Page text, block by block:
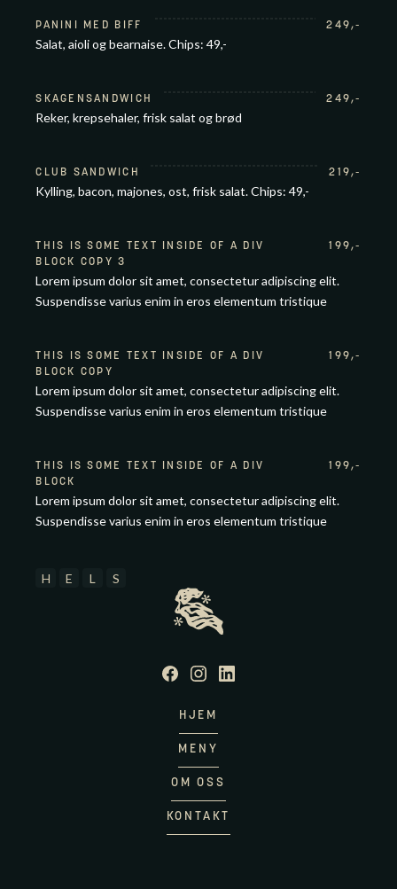
PANINI MED BIFF 249,-
Salat, aioli og bearnaise. Chips: 49,-
SKAGENSANDWICH 249,-
Reker, krepsehaler, frisk salat og brød
CLUB SANDWICH 219,-
Kylling, bacon, majones, ost, frisk salat. Chips: 49,-
THIS IS SOME TEXT INSIDE OF A DIV
BLOCK COPY 3
199,-
Lorem ipsum dolor sit amet, consectetur adipiscing elit.
Suspendisse varius enim in eros elementum tristique
THIS IS SOME TEXT INSIDE OF A DIV
BLOCK COPY
199,-
Lorem ipsum dolor sit amet, consectetur adipiscing elit.
Suspendisse varius enim in eros elementum tristique
THIS IS SOME TEXT INSIDE OF A DIV
BLOCK
199,-
Lorem ipsum dolor sit amet, consectetur adipiscing elit.
Suspendisse varius enim in eros elementum tristique
H E L S
HJEM
MENY
OM OSS
KONTAKT